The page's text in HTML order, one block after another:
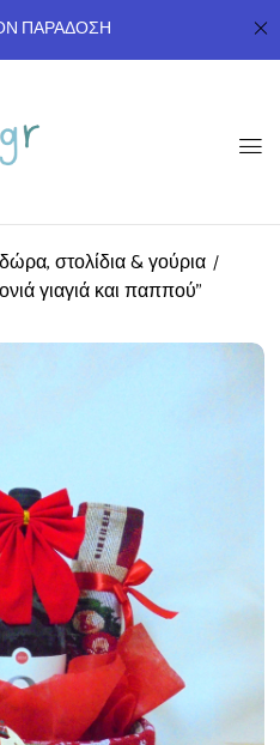
ΠΑΡΑΔΟΣΗ
στολίδια & γούρια
γιαγιά και παππού”